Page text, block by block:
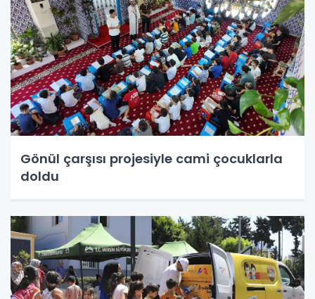
Gönül çarşısı projesiyle cami çocuklarla
doldu